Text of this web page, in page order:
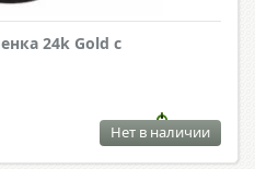
24k Gold с
Нет в наличии